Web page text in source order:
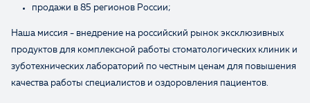
продажи в 85 регионов России;
Наша миссия - внедрение на российский рынок эксклюзивных
продуктов для комплексной работы стоматологических клиник и
зуботехнических лабораторий по честным ценам для повышения
качества работы специалистов и оздоровления пациентов.